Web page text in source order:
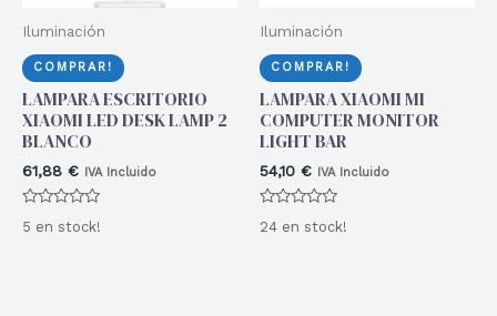
Iluminación
COMPRAR!
LAMPARA ESCRITORIO
XIAOMI LED DESK LAMP 2
BLANCO
61,88 € IVA Incluido
con
5 en stock!
Iluminación
COMPRAR!
LAMPARA XIAOMI MI
COMPUTER MONITOR
LIGHT BAR
54,10 € IVA Incluido
con
24 en stock!